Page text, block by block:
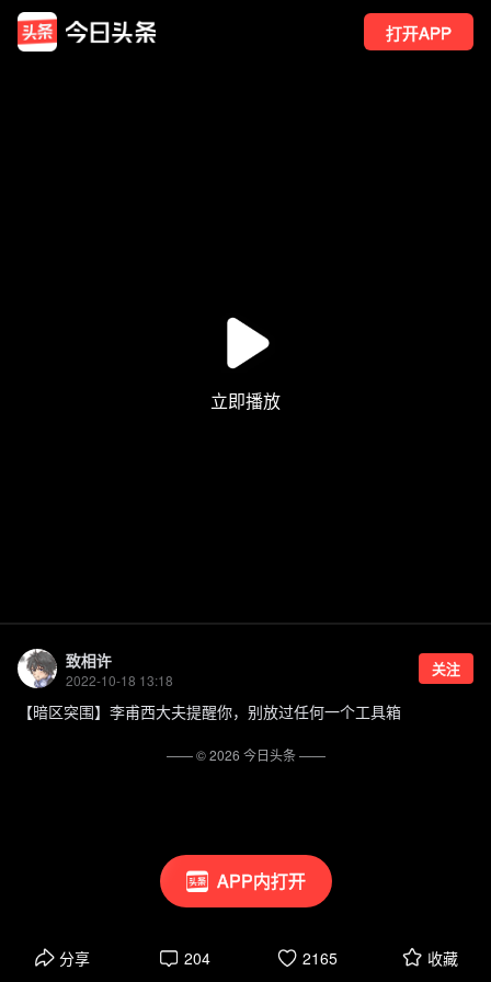
打开APP
APP内打开
致相许
2022-10-18 13:18
关注
【暗区突围】李甫西大夫提醒你，别放过任何一个工具箱
分享 204 2165 收藏
—— ©2026 今日头条——